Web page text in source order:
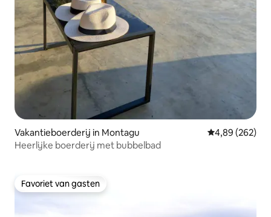
Vakantieboerderij in Montagu Gemiddelde
4,89 (262)
Heerlijke boerderij met bubbelbad
Favoriet van gasten
Favoriet van gasten